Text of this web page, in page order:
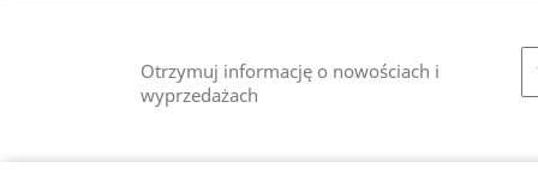
Otrzymuj informację o nowościach i
wyprzedażach